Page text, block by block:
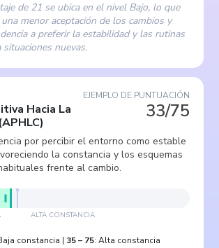
de 21 se ubica en el nivel Bajo, lo que
menor aceptación de los cambios y
a preferir la estabilidad y las rutinas
situaciones nuevas.
EJEMPLO DE PUNTUACIÓN
33/75
Hacia La
(APHLC)
por percibir el entorno como estable
la constancia y los esquemas
frente al cambio.
ALTA CONSTANCIA
constancia | 35– 75: Alta constancia